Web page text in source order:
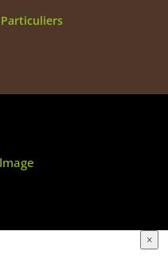
Particuliers
×